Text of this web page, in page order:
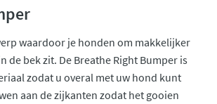
waardoor je honden om makkelijker
de bek zit. De Breathe Right Bumper is
zodat u overal met uw hond kunt
aan de zijkanten zodat het gooien